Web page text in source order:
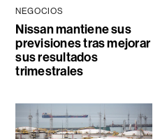
NEGOCIOS
Nissan mantiene sus
previsiones tras mejorar
sus resultados
trimestrales